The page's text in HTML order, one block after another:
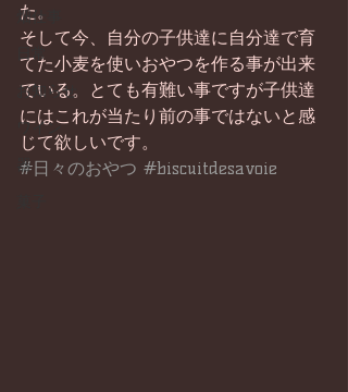
畑仕事
日常
お知らせ
ワイン
器
た。
そして今、自分の子供達に自分達で育
てた小麦を使いおやつを作る事が出来
ている。とても有難い事ですが子供達
にはこれが当たり前の事ではないと感
じて欲しいです。
#日々のおやつ #biscuitdesavoie